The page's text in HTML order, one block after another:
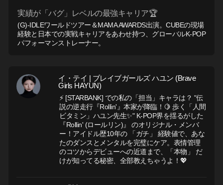
実績が「バグ」レベルの最強キャリア🏆
(G)-IDLEワールドツアー＆MAMA AWARDS出演。CUBEの現場
経験と日本での実戦キャリアをあわせ持つ、グローバルK-POP
パフォーマンストレーナー。
イ・テイ | ブレイブガールズ ハユン (Brave
Girls HAYUN)
⚡ [STARBANK] での私の「担当」キャラは？ "伝
説の逆走行『Rollin'』本家が降臨！🍋 歩く「人間
ビタミン」ハユン先生✨" K-POP界を揺るがした
『Rollin' (ロールリン)』 のオリジナル・メンバ
ー！アイドル歴10年の 「ガチ」 経験値で、あな
たのダンスとメンタルを完璧にケア。表情管理
のコツからデビューへの近道まで、「本物」 だ
けが知ってる秘密、全部教えちゃうよ！💖